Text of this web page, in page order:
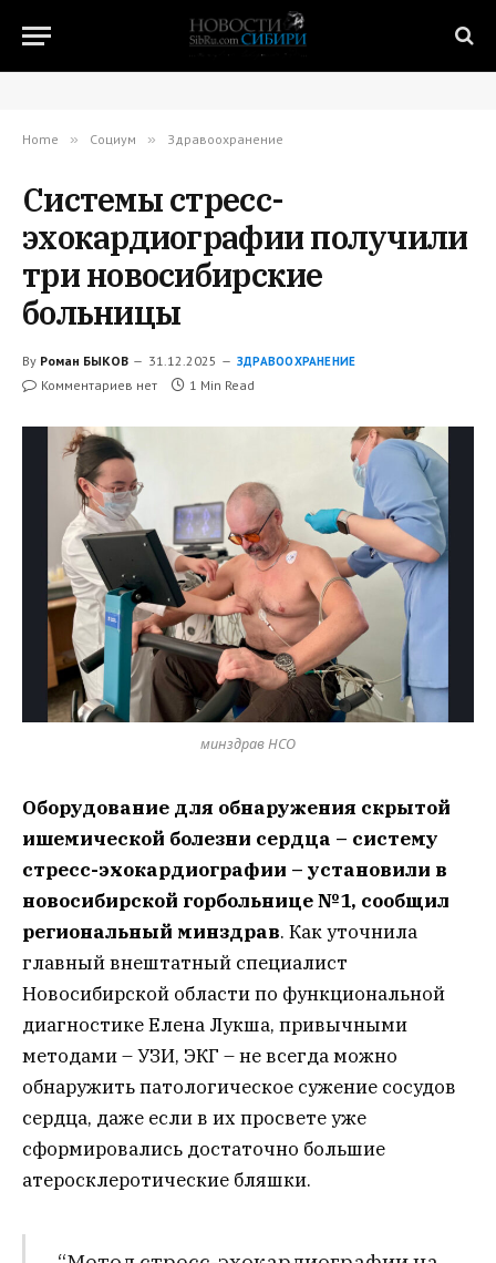
Home » Социум » Здравоохранение
Системы стресс-
эхокардиографии получили
три новосибирские
больницы
By Роман БЫКОВ 31.12.2025 ЗДРАВООХРАНЕНИЕ
Комментариев нет 1 Min Read
минздрав НСО
Оборудование для обнаружения скрытой
ишемической болезни сердца – систему
стресс-эхокардиографии – установили в
новосибирской горбольнице №1, сообщил
региональный минздрав. Как уточнила
главный внештатный специалист
Новосибирской области по функциональной
диагностике Елена Лукша, привычными
методами – УЗИ, ЭКГ – не всегда можно
обнаружить патологическое сужение сосудов
сердца, даже если в их просвете уже
сформировались достаточно большие
атеросклеротические бляшки.